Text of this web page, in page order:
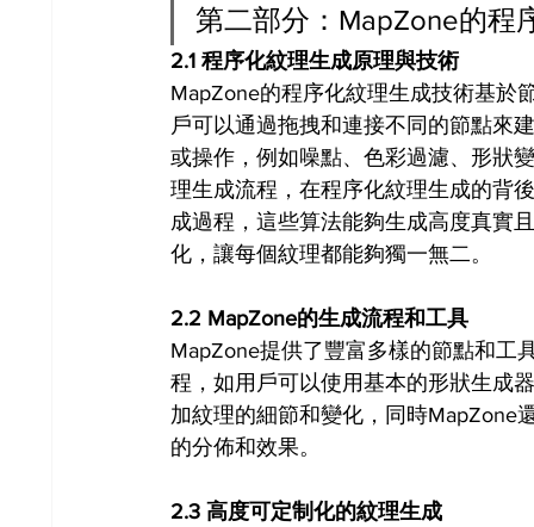
第二部分：MapZone的程
2.1 程序化紋理生成原理與技術
MapZone的程序化紋理生成技術基於
戶可以通過拖拽和連接不同的節點來
或操作，例如噪點、色彩過濾、形狀
理生成流程，在程序化紋理生成的背
成過程，這些算法能夠生成高度真實
化，讓每個紋理都能夠獨一無二。
2.2 MapZone的生成流程和工具
MapZone提供了豐富多樣的節點和工
程，如用戶可以使用基本的形狀生成
加紋理的細節和變化，同時MapZone
的分佈和效果。
2.3 高度可定制化的紋理生成